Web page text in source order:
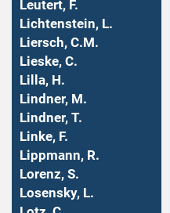
Leutert, F.
Lichtenstein, L.
Liersch, C.M.
Lieske, C.
Lilla, H.
Lindner, M.
Lindner, T.
Linke, F.
Lippmann, R.
Lorenz, S.
Losensky, L.